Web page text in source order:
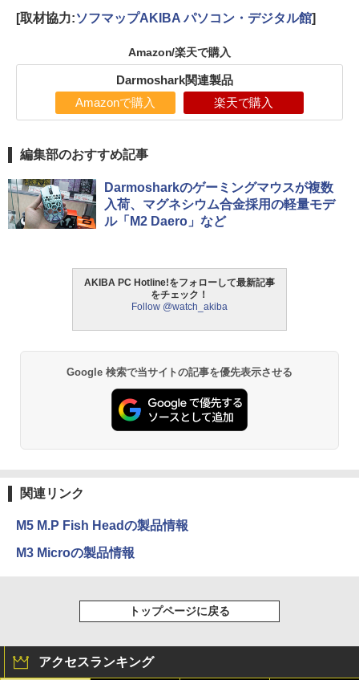
[取材協力:ソフマップAKIBA パソコン・デジタル館]
Amazon/楽天で購入
Darmoshark関連製品
Amazonで購入 楽天で購入
編集部のおすすめ記事
Darmosharkのゲーミングマウスが複数
入荷、マグネシウム合金採用の軽量モデ
ル「M2 Daero」など
AKIBA PC Hotline!をフォローして最新記事
をチェック！
Follow @watch_akiba
Google 検索で当サイトの記事を優先表示させる
関連リンク
M5 M.P Fish Headの製品情報
M3 Microの製品情報
トップページに戻る
アクセスランキング